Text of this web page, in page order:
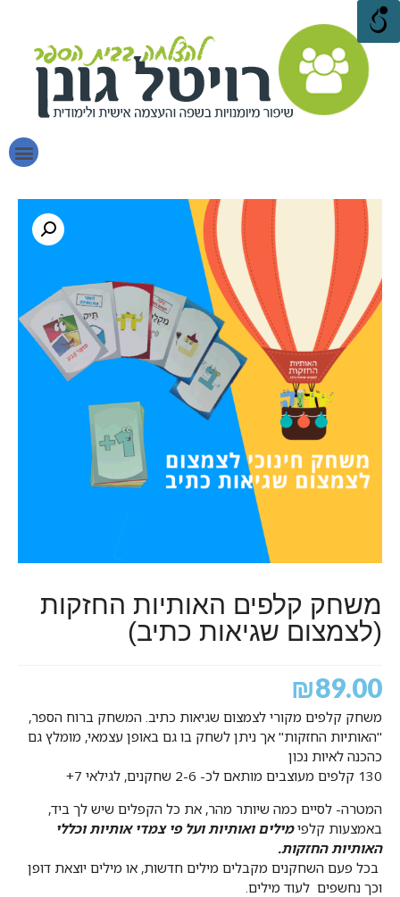
משחק קלפים האותיות החזקות
(לצמצום שגיאות כתיב)
₪89.00
משחק קלפים מקורי לצמצום שגיאות כתיב. המשחק ברוח הספר,
"האותיות החזקות" אך ניתן לשחק בו גם באופן עצמאי, מומלץ גם
כהכנה לאיות נכון
130 קלפים מעוצבים מותאם לכ- 2-6 שחקנים, לגילאי 7+
המטרה- לסיים כמה שיותר מהר, את כל הקפלים שיש לך ביד,
באמצעות קלפימילים ואותיות ועל פי צמדי אותיות וכללי
האותיות החזקות.
בכל פעם השחקנים מקבלים מילים חדשות, או מילים יוצאת דופן
וכך נחשפים לעוד מילים.